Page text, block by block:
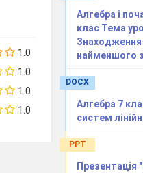
1.0
1.0
1.0
1.0
Алгебра і
клас Тема
Знаходження
найменшого
DOCX
Алгебра 7
систем
PPT
Презентація